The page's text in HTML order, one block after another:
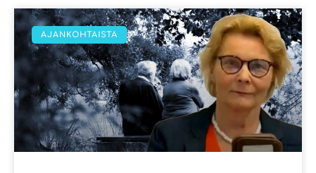
AJANKOHTAISTA